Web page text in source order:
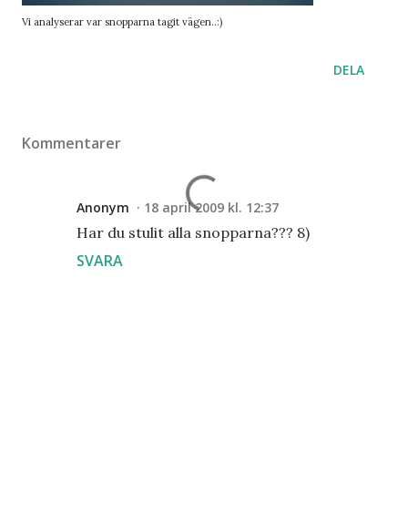
Vi analyserar var snopparna tagit vägen..:)
DELA
Kommentarer
Anonym 18 april 2009 kl. 12:37
Har du stulit alla snopparna??? 8)
SVARA